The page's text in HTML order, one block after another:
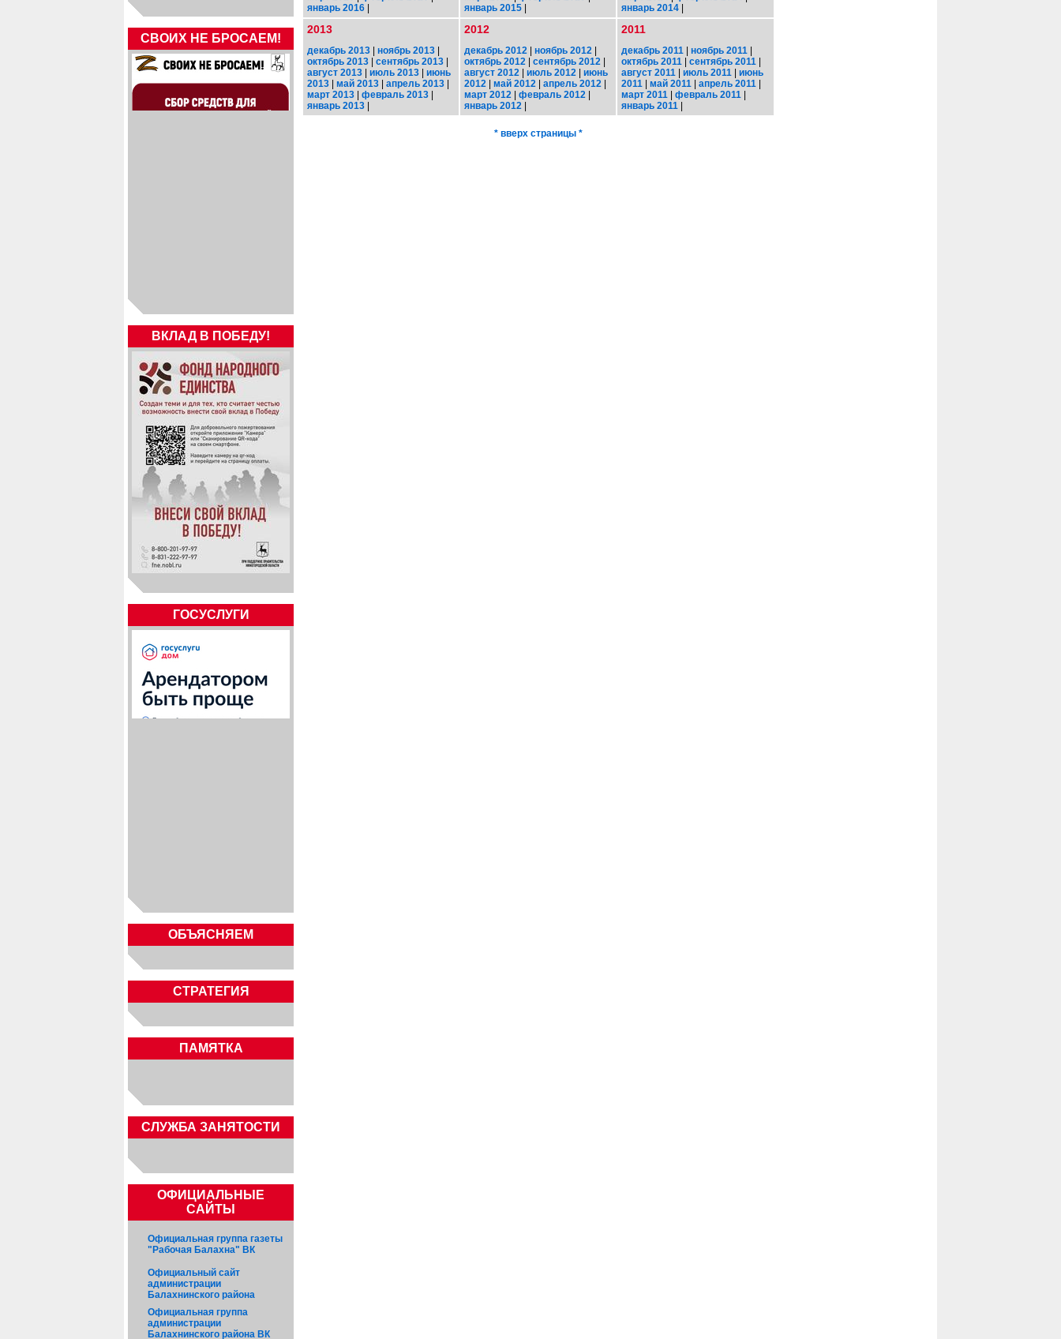
СВОИХ НЕ БРОСАЕМ!
ВКЛАД В ПОБЕДУ!
ГОСУСЛУГИ
ОБЪЯСНЯЕМ
СТРАТЕГИЯ
ПАМЯТКА
CЛУЖБА ЗАНЯТОСТИ
ОФИЦИАЛЬНЫЕ
САЙТЫ
Официальная группа газеты
"Рабочая Балахна" ВК
Официальный сайт
администрации
Балахнинского района
Официальная группа
администрации
Балахнинского района ВК
январь 2016 |
январь 2015 |
январь 2014 |
2013
декабрь 2013 | ноябрь 2013 |
октябрь 2013 | сентябрь 2013 |
август 2013 | июль 2013 | июнь
2013 | май 2013 | апрель 2013 |
март 2013 | февраль 2013 |
январь 2013 |
2012
декабрь 2012 | ноябрь 2012 |
октябрь 2012 | сентябрь 2012 |
август 2012 | июль 2012 | июнь
2012 | май 2012 | апрель 2012 |
март 2012 | февраль 2012 |
январь 2012 |
2011
декабрь 2011 | ноябрь 2011 |
октябрь 2011 | сентябрь 2011 |
август 2011 | июль 2011 | июнь
2011 | май 2011 | апрель 2011 |
март 2011 | февраль 2011 |
январь 2011 |
* вверх страницы *